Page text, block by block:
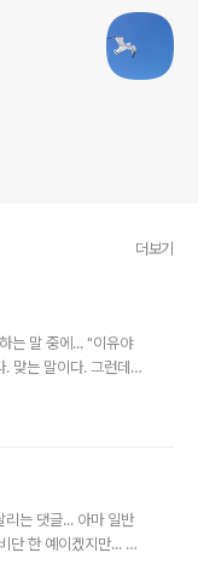
더보기
는 말 중에... "이유야
. 맞는 말이다. 그런데...
잘못 돌아가는 대한민
리는 댓글... 아마 일반
단 한 예이겠지만... 제